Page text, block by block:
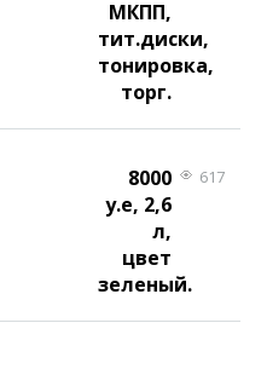
МКПП,
тит.диски,
тонировка,
торг.
8000
у.е, 2,6
л,
цвет
зеленый.
617